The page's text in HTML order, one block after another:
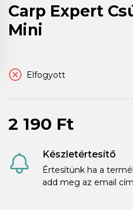
Carp Expert
Mini
Elfogyott
2 190 Ft
Készletértesítő
Értesítünk ha a
add meg az email